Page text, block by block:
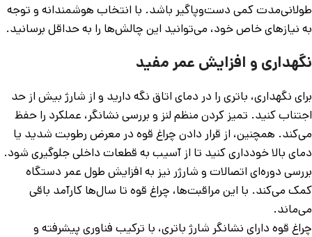
طولانی‌مدت کمی دست‌وپاگیر باشد. با انتخاب هوشمندانه و توجه
به نیازهای خاص خود، می‌توانید این چالش‌ها را به حداقل برسانید.
نگهداری و افزایش عمر مفید
برای نگهداری، باتری را در دمای اتاق نگه دارید و از شارژ بیش از حد
اجتناب کنید. تمیز کردن منظم لنز و بررسی نشانگر، عملکرد را حفظ
می‌کند. همچنین، از قرار دادن چراغ قوه در معرض رطوبت شدید یا
دمای بالا خودداری کنید تا از آسیب به قطعات داخلی جلوگیری شود.
بررسی دوره‌ای اتصالات و شارژر نیز به افزایش طول عمر دستگاه
کمک می‌کند. با این مراقبت‌ها، چراغ قوه تا سال‌ها کارآمد باقی
می‌ماند.
چراغ قوه دارای نشانگر شارژ باتری، با ترکیب فناوری پیشرفته و